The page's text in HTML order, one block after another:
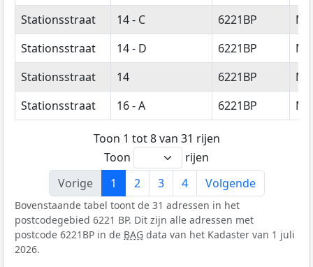
Stationsstraat
14 - C 6221BP
Stationsstraat
14 - D 6221BP
Stationsstraat
14 6221BP
Stationsstraat
16 - A 6221BP
Toon 1 tot 8 van 31 rijen
Toon
rijen
Vorige
1 2 3 4 Volgende
Bovenstaande tabel toont de 31 adressen in het
postcodegebied 6221 BP. Dit zijn alle adressen met
postcode 6221BP in de BAG data van het Kadaster van 1 juli
2026.